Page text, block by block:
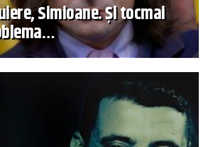
Simioane. Și tocmai